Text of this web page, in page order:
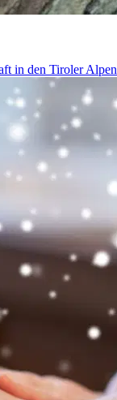
in den Tiroler Alpen